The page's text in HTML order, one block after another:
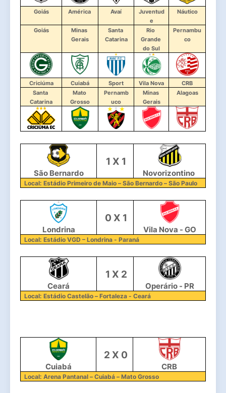
Goiás América Avaí
Juventud
e
Náutico
Goiás
Minas
Gerais
Santa
Catarina
Rio
Grande
do Sul
Pernambu
co
Criciúma Cuiabá Sport Vila Nova
CRB
Santa
Catarina
Mato
Grosso
Pernamb
uco
Minas
Gerais
Alagoas
São Bernardo
1 X 1
Novorizontino
Local: Estádio Primeiro de Maio – São Bernardo – São Paulo
Londrina
0 X 1
Vila Nova - GO
Local: Estádio VGD – Londrina - Paraná
Ceará
1 X 2
Operário - PR
Local: Estádio Castelão – Fortaleza - Ceará
Cuiabá
2 X 0
CRB
Local: Arena Pantanal – Cuiabá – Mato Grosso